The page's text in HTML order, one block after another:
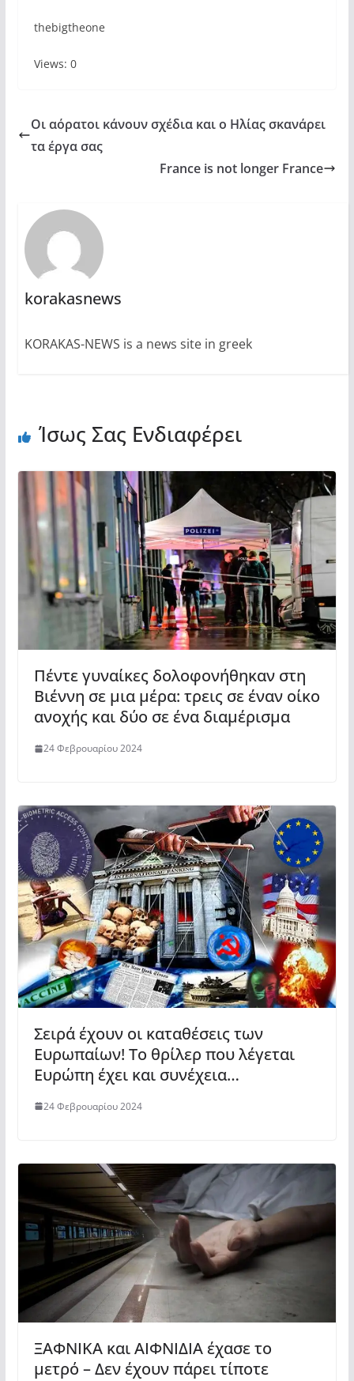
thebigtheone
Views: 0
Οι αόρατοι κάνουν σχέδια και ο Ηλίας σκανάρει
τα έργα σας
France is not longer France
korakasnews
KORAKAS-NEWS is a news site in greek
Ίσως Σας Ενδιαφέρει
Πέντε γυναίκες δολοφονήθηκαν στη
Βιέννη σε μια μέρα: τρεις σε έναν οίκο
ανοχής και δύο σε ένα διαμέρισμα
24 Φεβρουαρίου 2024
Σειρά έχουν οι καταθέσεις των
Ευρωπαίων! Το θρίλερ που λέγεται
Ευρώπη έχει και συνέχεια…
24 Φεβρουαρίου 2024
ΞΑΦΝΙΚΑ και ΑΙΦΝΙΔΙΑ έχασε το
μετρό – Δεν έχουν πάρει τίποτε